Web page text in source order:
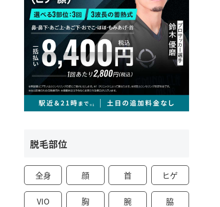
脱毛部位
全身 顔 首 ヒゲ
VIO 胸 腕 脇